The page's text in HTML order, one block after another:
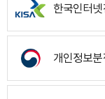
한국인터
개인정보